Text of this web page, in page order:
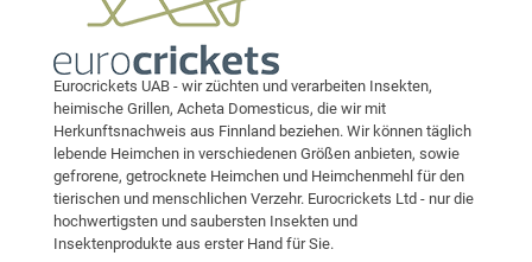
Eurocrickets UAB - wir züchten und verarbeiten Insekten,
heimische Grillen, Acheta Domesticus, die wir mit
Herkunftsnachweis aus Finnland beziehen. Wir können täglich
lebende Heimchen in verschiedenen Größen anbieten, sowie
gefrorene, getrocknete Heimchen und Heimchenmehl für den
tierischen und menschlichen Verzehr. Eurocrickets Ltd - nur die
hochwertigsten und saubersten Insekten und
Insektenprodukte aus erster Hand für Sie.